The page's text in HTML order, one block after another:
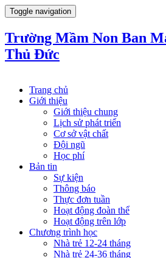
Toggle navigation
Trường Mầm Non Ban
Thủ Đức
Trang chủ
Giới thiệu
Giới thiệu chung
Lịch sử phát triển
Cơ sở vật chất
Đội ngũ
Học phí
Bản tin
Sự kiện
Thông báo
Thực đơn tuần
Hoạt động đoàn thể
Hoạt động trên lớp
Chương trình học
Nhà trẻ 12-24 tháng
Nhà trẻ 24-36 tháng